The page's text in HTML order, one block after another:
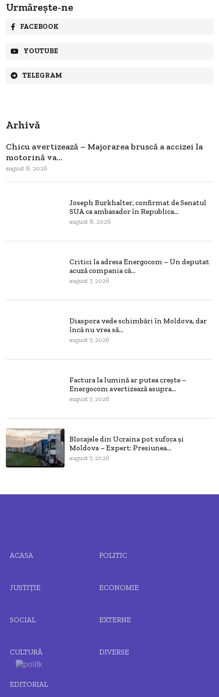
Urmărește-ne
FACEBOOK
YOUTUBE
TELEGRAM
Arhivă
Chicu avertizează – Majorarea bruscă a accizei la
motorină va...
august 8, 2026
Joseph Burkhalter, confirmat de Senatul
SUA ca ambasador în Republica...
august 8, 2026
Critici la adresa Energocom – Un deputat
acuză compania că...
august 7, 2026
Diaspora vede schimbări în Moldova, dar
încă nu vrea să...
august 7, 2026
Factura la lumină ar putea crește –
Energocom avertizează asupra...
august 7, 2026
Blocajele din Ucraina pot sufoca și
Moldova – Expert: Presiunea...
august 7, 2026
ACASA POLITIC
JUSTIȚIE ECONOMIE
SOCIAL EXTERNE
CULTURĂ DIVERSE
EDITORIAL